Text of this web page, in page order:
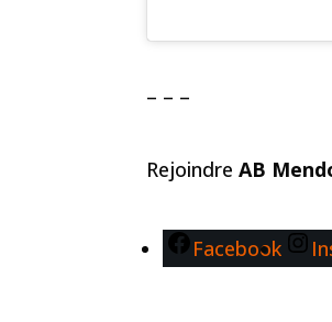
– – –
Rejoindre AB
Facebook